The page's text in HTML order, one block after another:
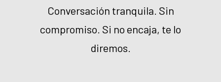
Conversación tranquila. Sin
compromiso. Si no encaja, te lo
diremos.